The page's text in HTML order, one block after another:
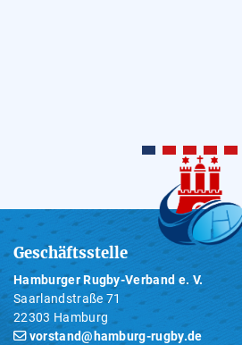
Geschäftsstelle
Hamburger Rugby-Verband e. V.
Saarlandstraße 71
22303 Hamburg
vorstand@hamburg-rugby.de